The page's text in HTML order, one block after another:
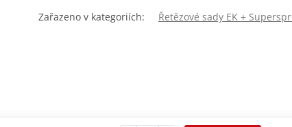
Zařazeno v kategoriích: Řetězové sady EK +